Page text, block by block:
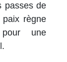
passes de
règne
une